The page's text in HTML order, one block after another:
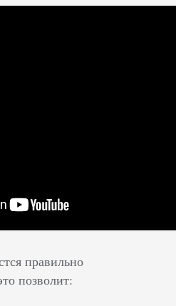
правильно
позволит: